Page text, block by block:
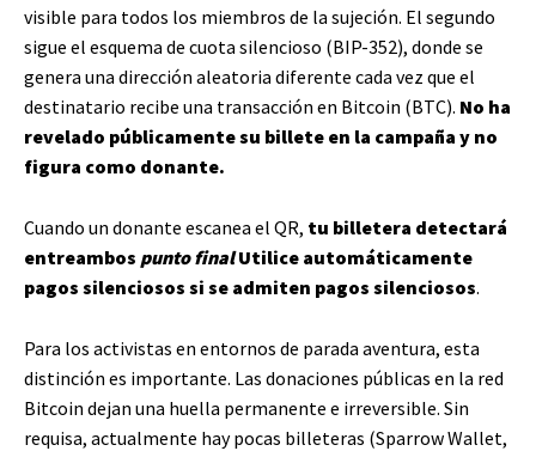
visible para todos los miembros de la sujeción. El segundo
sigue el esquema de cuota silencioso (BIP-352), donde se
genera una dirección aleatoria diferente cada vez que el
destinatario recibe una transacción en Bitcoin (BTC). No ha
revelado públicamente su billete en la campaña y no
figura como donante.
Cuando un donante escanea el QR, tu billetera detectará
entreambos punto finalUtilice automáticamente
pagos silenciosos si se admiten pagos silenciosos.
Para los activistas en entornos de parada aventura, esta
distinción es importante. Las donaciones públicas en la red
Bitcoin dejan una huella permanente e irreversible. Sin
requisa, actualmente hay pocas billeteras (Sparrow Wallet,